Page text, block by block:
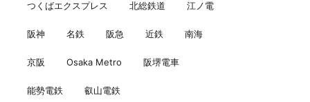
つくばエクスプレス 北総鉄道 江ノ電
阪神 名鉄 阪急 近鉄 南海
京阪 Osaka Metro 阪堺電車
能勢電鉄 叡山電鉄